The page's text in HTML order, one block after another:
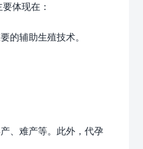
体现在：
的辅助生殖技术。
、难产等。此外，代孕